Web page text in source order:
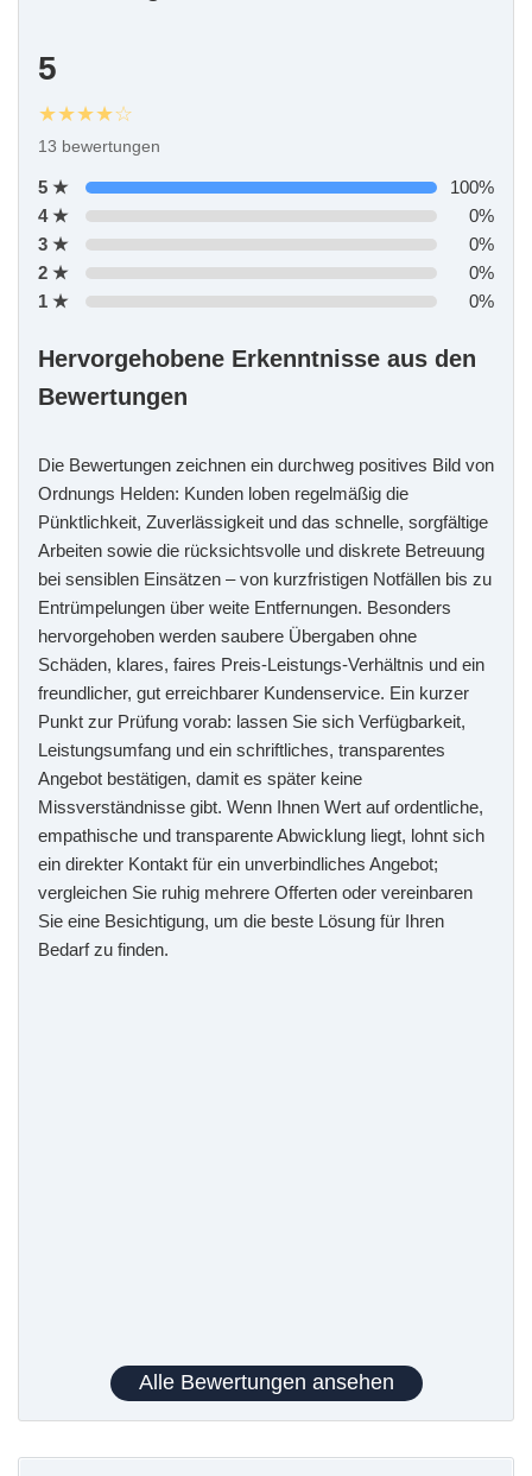
5
★★★★☆
13 bewertungen
5 ★
100%
4 ★
0%
3 ★
0%
2 ★
0%
1 ★
0%
Hervorgehobene Erkenntnisse aus den
Bewertungen
Die Bewertungen zeichnen ein durchweg positives Bild von
Ordnungs Helden: Kunden loben regelmäßig die
Pünktlichkeit, Zuverlässigkeit und das schnelle, sorgfältige
Arbeiten sowie die rücksichtsvolle und diskrete Betreuung
bei sensiblen Einsätzen – von kurzfristigen Notfällen bis zu
Entrümpelungen über weite Entfernungen. Besonders
hervorgehoben werden saubere Übergaben ohne
Schäden, klares, faires Preis-Leistungs-Verhältnis und ein
freundlicher, gut erreichbarer Kundenservice. Ein kurzer
Punkt zur Prüfung vorab: lassen Sie sich Verfügbarkeit,
Leistungsumfang und ein schriftliches, transparentes
Angebot bestätigen, damit es später keine
Missverständnisse gibt. Wenn Ihnen Wert auf ordentliche,
empathische und transparente Abwicklung liegt, lohnt sich
ein direkter Kontakt für ein unverbindliches Angebot;
vergleichen Sie ruhig mehrere Offerten oder vereinbaren
Sie eine Besichtigung, um die beste Lösung für Ihren
Bedarf zu finden.
Alle Bewertungen ansehen